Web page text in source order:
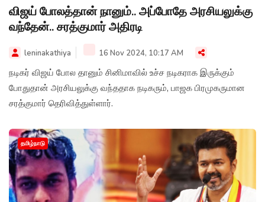
விஜய் போலத்தான் நானும்.. அப்போதே அரசியலுக்கு
வந்தேன்.. சரத்குமார் அதிரடி
leninakathiya 16 Nov 2024, 10:17 AM
நடிகர் விஜய் போல தானும் சினிமாவில் உச்ச நடிகராக இருக்கும்
போதுதான் அரசியலுக்கு வந்ததாக நடிகரும், பாஜக பிரமுகருமான
சரத்குமார் தெரிவித்துள்ளார்.
தமிழ்நாடு